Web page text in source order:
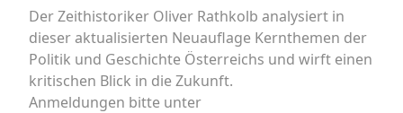
Der Zeithistoriker Oliver Rathkolb analysiert in
dieser aktualisierten Neuauflage Kernthemen der
Politik und Geschichte Österreichs und wirft einen
kritischen Blick in die Zukunft.
Anmeldungen bitte unter